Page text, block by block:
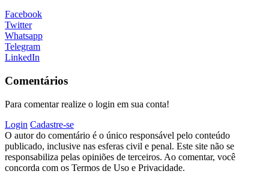
Facebook
Twitter
Whatsapp
Telegram
LinkedIn
Comentários
Para comentar realize o login em sua conta!
Login Cadastre-se
O autor do comentário é o único responsável pelo conteúdo
publicado, inclusive nas esferas civil e penal. Este site não se
responsabiliza pelas opiniões de terceiros. Ao comentar, você
concorda com os Termos de Uso e Privacidade.